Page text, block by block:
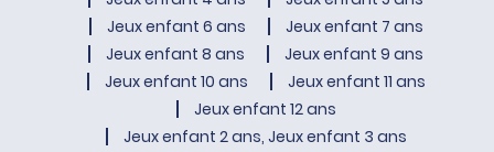
Jeux enfant 6 ans
Jeux enfant 7 ans
Jeux enfant 8 ans
Jeux enfant 9 ans
Jeux enfant 10 ans
Jeux enfant 11 ans
Jeux enfant 12 ans
Jeux enfant 2 ans, Jeux enfant 3 ans